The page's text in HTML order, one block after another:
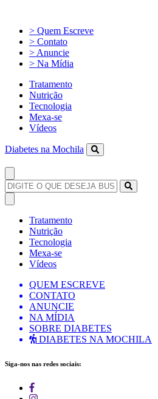
> Quem Escreve
> Contato
> Anuncie
> Na Mídia
Tratamento
Nutrição
Tecnologia
Mexa-se
Vídeos
Diabetes na Mochila
Tratamento
Nutrição
Tecnologia
Mexa-se
Vídeos
QUEM ESCREVE
CONTATO
ANUNCIE
NA MÍDIA
SOBRE DIABETES
DIABETES NA MOCHILA
Siga-nos nas redes sociais: